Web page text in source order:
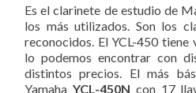
Es el clarinete de estudio de
los más utilizados. Son los
reconocidos. El YCL-450 tiene
lo podemos encontrar con
distintos precios. El más
Yamaha YCL-450N con 17